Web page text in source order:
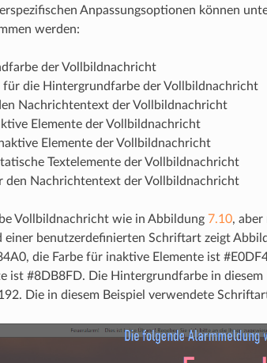
Anpassungsoptionen können
werden:
der Vollbildnachricht
für die Hintergrundfarbe der Vollbildnachricht
Nachrichtentext der Vollbildnachricht
Elemente der Vollbildnachricht
Elemente der Vollbildnachricht
Textelemente der Vollbildnachricht
den Nachrichtentext der Vollbildnachricht
Vollbildnachricht wie in Abbildung 7.10, aber
einer benutzerdefinierten Schriftart zeigt
die Farbe für inaktive Elemente ist
ist #8DB8FD. Die Hintergrundfarbe in
Die in diesem Beispiel verwendete